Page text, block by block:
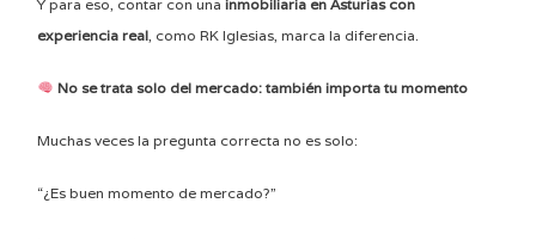
Y para eso, contar con una inmobiliaria en Asturias con
experiencia real, como RK Iglesias, marca la diferencia.
No se trata solo del mercado: también importa tu momento
Muchas veces la pregunta correcta no es solo:
“¿Es buen momento de mercado?”